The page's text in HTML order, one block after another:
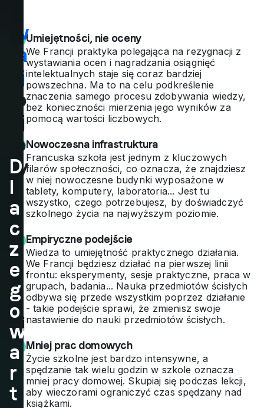
a w
Fra
ncj
to
naj
lep
szy
sp
os
ób
na
po
zn
ani
fra
nc
D
l
a
c
z
e
g
o
w
a
r
t
Umiejętności, nie oceny
We Francji praktyka polegająca na rezygnacji z
wystawiania ocen i nagradzania osiągnięć
intelektualnych staje się coraz bardziej
powszechna. Ma to na celu podkreślenie
znaczenia samego procesu zdobywania wiedzy,
bez konieczności mierzenia jego wyników za
pomocą wartości liczbowych.
Nowoczesna infrastruktura
Francuska szkoła jest jednym z kluczowych
filarów społeczności, co oznacza, że znajdziesz
w niej nowoczesne budynki wyposażone w
tablety, komputery, laboratoria... Jest tu
wszystko, czego potrzebujesz, by doświadczyć
szkolnego życia na najwyższym poziomie.
Empiryczne podejście
Wiedza to umiejętność praktycznego działania.
We Francji będziesz działać na pierwszej linii
frontu: eksperymenty, sesje praktyczne, praca w
grupach, badania... Nauka przedmiotów ścisłych
odbywa się przede wszystkim poprzez działanie
- takie podejście sprawi, że zmienisz swoje
nastawienie do nauki przedmiotów ścisłych.
Mniej prac domowych
Życie szkolne jest bardzo intensywne, a
spędzanie tak wielu godzin w szkole oznacza
mniej pracy domowej. Skupiaj się podczas lekcji,
aby wieczorami ograniczyć czas spędzany nad
książkami.